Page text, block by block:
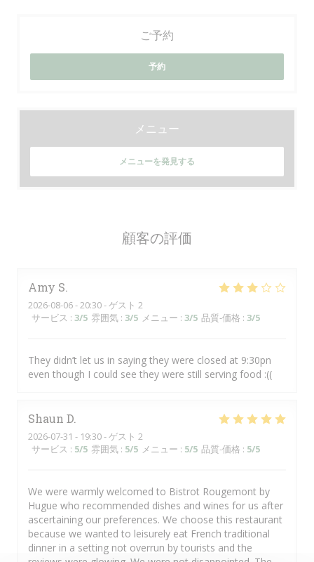
顧客の評価
Amy S
2026-08-06- 20:30 - ゲスト 2
サービス : 3/5 雰囲気 : 3/5 メニュー : 3/5 品質-価格 : 3/5
They didn’t let us in saying they were closed at 9:30pn
even though I could see they were still serving food :((
Shaun D
2026-07-31 - 19:30 - ゲスト 2
サービス : 5/5 雰囲気 : 5/5 メニュー : 5/5 品質-価格 : 5/5
We were warmly welcomed to Bistrot Rougemont by
Hugue who recommended dishes and wines for us after
ascertaining our preferences. We choose this restaurant
because we wanted to leisurely eat French traditional
dinner in a setting not overrun by tourists and the
ご予約
予約
メニュー
メニューを発見する